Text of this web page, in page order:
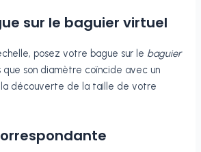
sur le baguier virtuel
posez votre bague sur le baguier
que son diamètre coïncide avec un
découverte de la taille de votre